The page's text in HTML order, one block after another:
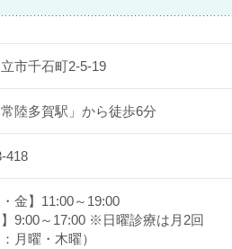
市千石町2-5-19
陸多賀駅」から徒歩6分
418
・金】11:00～19:00
】9:00～17:00 ※日曜診療は月2回
月曜・木曜）